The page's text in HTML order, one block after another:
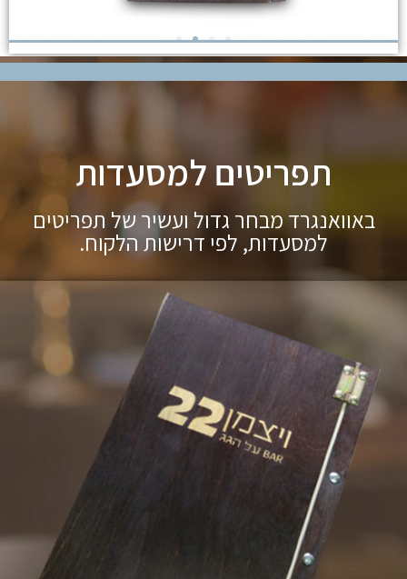
תפריטים למסעדות
באוואנגרד מבחר גדול ועשיר של תפריטים
למסעדות, לפי דרישות הלקוח.